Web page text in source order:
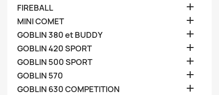
FIREBALL 
MINI COMET 
GOBLIN 380 et BUDDY 
GOBLIN 420 SPORT 
GOBLIN 500 SPORT 
GOBLIN 570 
GOBLIN 630 COMPETITION 